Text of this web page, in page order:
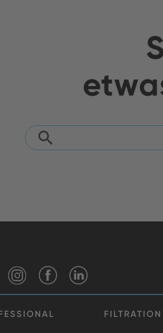
FILTRATION